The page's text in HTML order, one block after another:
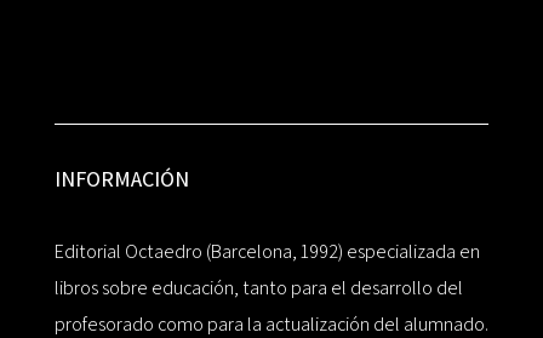
INFORMACIÓN
Editorial Octaedro (Barcelona, 1992) especializada en
libros sobre educación, tanto para el desarrollo del
profesorado como para la actualización del alumnado.